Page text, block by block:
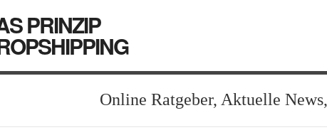
PRINZIP
Online Ratgeber, Aktuelle